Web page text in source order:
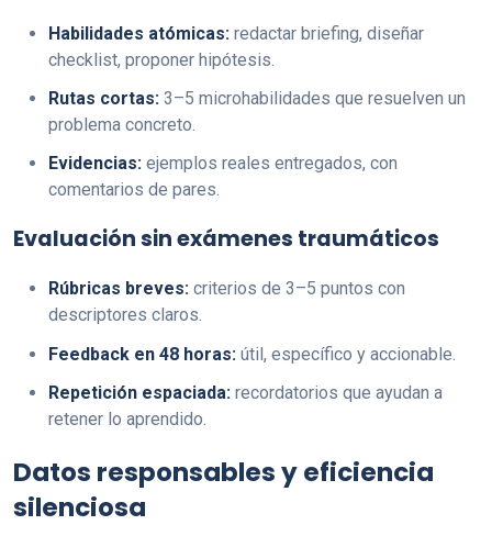
Habilidades atómicas: redactar briefing, diseñar
checklist, proponer hipótesis.
Rutas cortas: 3–5 microhabilidades que resuelven un
problema concreto.
Evidencias: ejemplos reales entregados, con
comentarios de pares.
Evaluación sin exámenes traumáticos
Rúbricas breves: criterios de 3–5 puntos con
descriptores claros.
Feedback en 48 horas: útil, específico y accionable.
Repetición espaciada: recordatorios que ayudan a
retener lo aprendido.
Datos responsables y eficiencia
silenciosa